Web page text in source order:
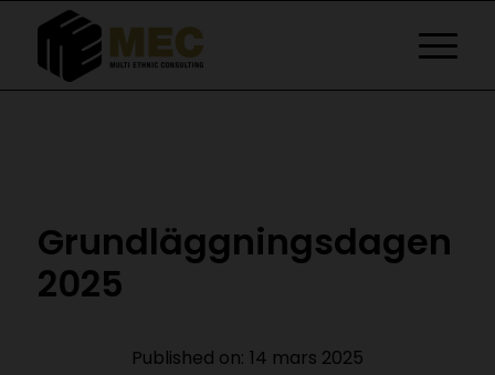
Grundläggningsdagen
2025
Published on: 14 mars 2025